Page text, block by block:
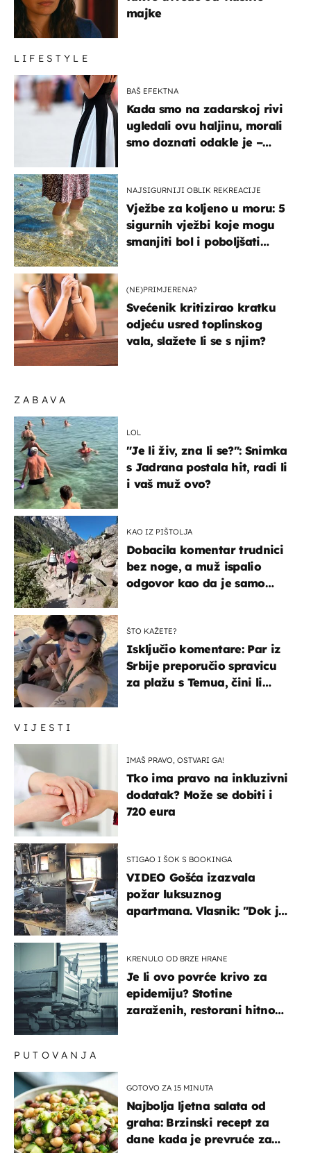
VIJESTI
IMAŠ PRAVO, OSTVARI GA!
Tko ima pravo na inkluzivni
dodatak? Može se dobiti i
720 eura
STIGAO I ŠOK S BOOKINGA
VIDEO Gošća izazvala
požar luksuznog
apartmana. Vlasnik: "Dok je
KRENULO OD BRZE HRANE
Je li ovo povrće krivo za
epidemiju? Stotine
zaraženih, restorani hitno
ZABAVA
LOL
"Je li živ, zna li se?": Snimka
s Jadrana postala hit, radi li
i vaš muž ovo?
KAO IZ PIŠTOLJA
Dobacila komentar trudnici
bez noge, a muž ispalio
odgovor kao da je samo
ŠTO KAŽETE?
Isključio komentare: Par iz
Srbije preporučio spravicu
za plažu s Temua, čini li
majke
PUTOVANJA
GOTOVO ZA 15 MINUTA
Najbolja ljetna salata od
graha: Brzinski recept za
dane kada je prevruće za
LIFESTYLE
BAŠ EFEKTNA
Kada smo na zadarskoj rivi
ugledali ovu haljinu, morali
smo doznati odakle je –
NAJSIGURNIJI OBLIK REKREACIJE
Vježbe za koljeno u moru: 5
sigurnih vježbi koje mogu
smanjiti bol i poboljšati
(NE)PRIMJERENA?
Svećenik kritizirao kratku
odjeću usred toplinskog
vala, slažete li se s njim?